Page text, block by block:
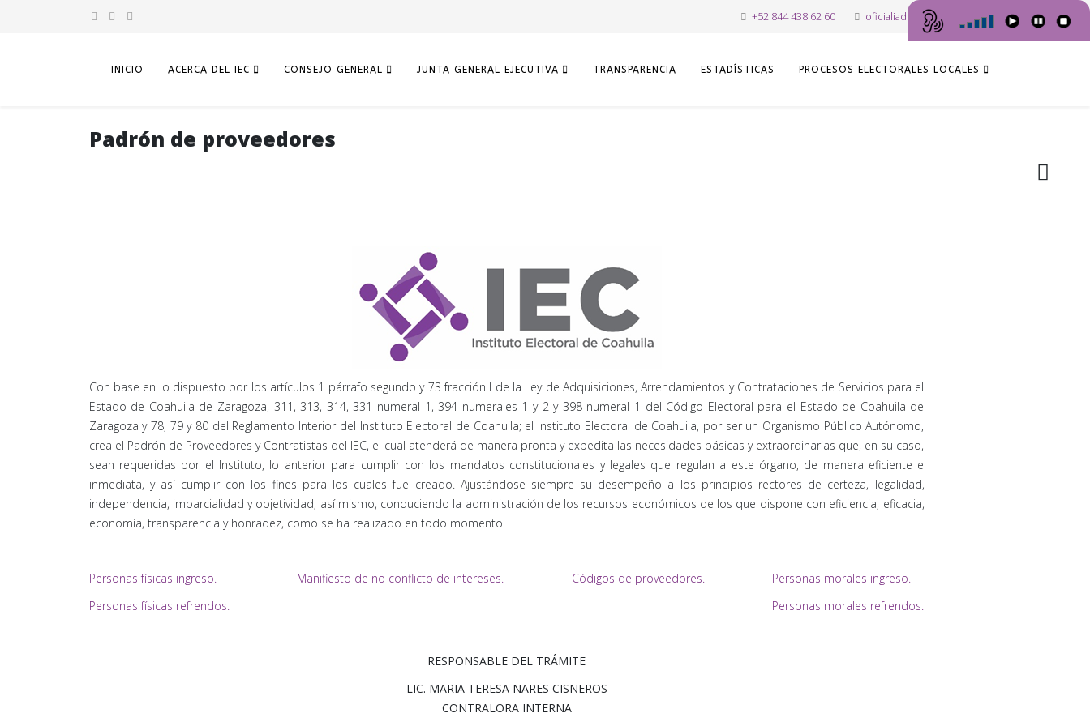
+52 844 438 62 60 oficialiadepartes@iec.org.mx
INICIO ACERCA DEL IEC CONSEJO GENERAL JUNTA GENERAL EJECUTIVA TRANSPARENCIA ESTADÍSTICAS PROCESOS ELECTORALES LOCALES
Padrón de proveedores
Con base en lo dispuesto por los artículos 1 párrafo segundo y 73 fracción I de la Ley de Adquisiciones, Arrendamientos y Contrataciones de Servicios para el
Estado de Coahuila de Zaragoza, 311, 313, 314, 331 numeral 1, 394 numerales 1 y 2 y 398 numeral 1 del Código Electoral para el Estado de Coahuila de
Zaragoza y 78, 79 y 80 del Reglamento Interior del Instituto Electoral de Coahuila; el Instituto Electoral de Coahuila, por ser un Organismo Público Autónomo,
crea el Padrón de Proveedores y Contratistas del IEC, el cual atenderá de manera pronta y expedita las necesidades básicas y extraordinarias que, en su caso,
sean requeridas por el Instituto, lo anterior para cumplir con los mandatos constitucionales y legales que regulan a este órgano, de manera eficiente e
inmediata, y así cumplir con los fines para los cuales fue creado. Ajustándose siempre su desempeño a los principios rectores de certeza, legalidad,
independencia, imparcialidad y objetividad; así mismo, conduciendo la administración de los recursos económicos de los que dispone con eficiencia, eficacia,
economía, transparencia y honradez, como se ha realizado en todo momento
Personas físicas ingreso.
Personas físicas refrendos.
Manifiesto de no conflicto de intereses. Códigos de proveedores.
Personas morales ingreso.
Personas morales refrendos.
RESPONSABLE DEL TRÁMITE
LIC. MARIA TERESA NARES CISNEROS
CONTRALORA INTERNA